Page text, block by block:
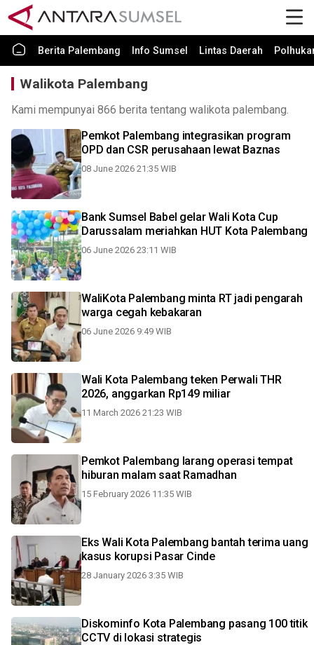
Berita Palembang Info Sumsel Lintas Daerah
Walikota Palembang
Kami mempunyai 866 berita tentang walikota palembang.
Pemkot Palembang integrasikan program
OPD dan CSR perusahaan lewat Baznas
08 June 2026 21:35 WIB
Bank Sumsel Babel gelar Wali Kota Cup
Darussalam meriahkan HUT Kota Palembang
06 June 2026 23:11 WIB
WaliKota Palembang minta RT jadi pengarah
warga cegah kebakaran
06 June 2026 9:49 WIB
Wali Kota Palembang teken Perwali THR
2026, anggarkan Rp149 miliar
11 March 2026 21:23 WIB
Pemkot Palembang larang operasi tempat
hiburan malam saat Ramadhan
15 February 2026 11:35 WIB
Eks Wali Kota Palembang bantah terima uang
kasus korupsi Pasar Cinde
28 January 2026 3:35 WIB
Diskominfo Kota Palembang pasang 100 titik
CCTV di lokasi strategis